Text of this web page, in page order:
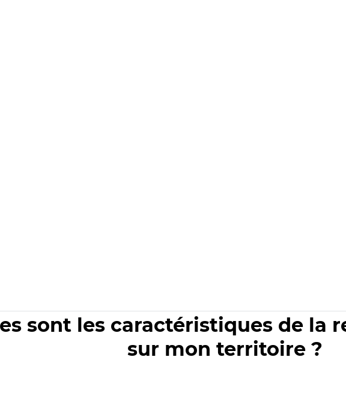
sont les caractéristiques de la
sur mon territoire ?